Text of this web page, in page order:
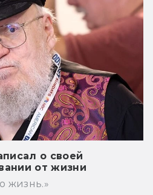
о своей
от жизни
жизнь.»